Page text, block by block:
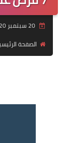
20 سبتمبر 2020
الصفحة